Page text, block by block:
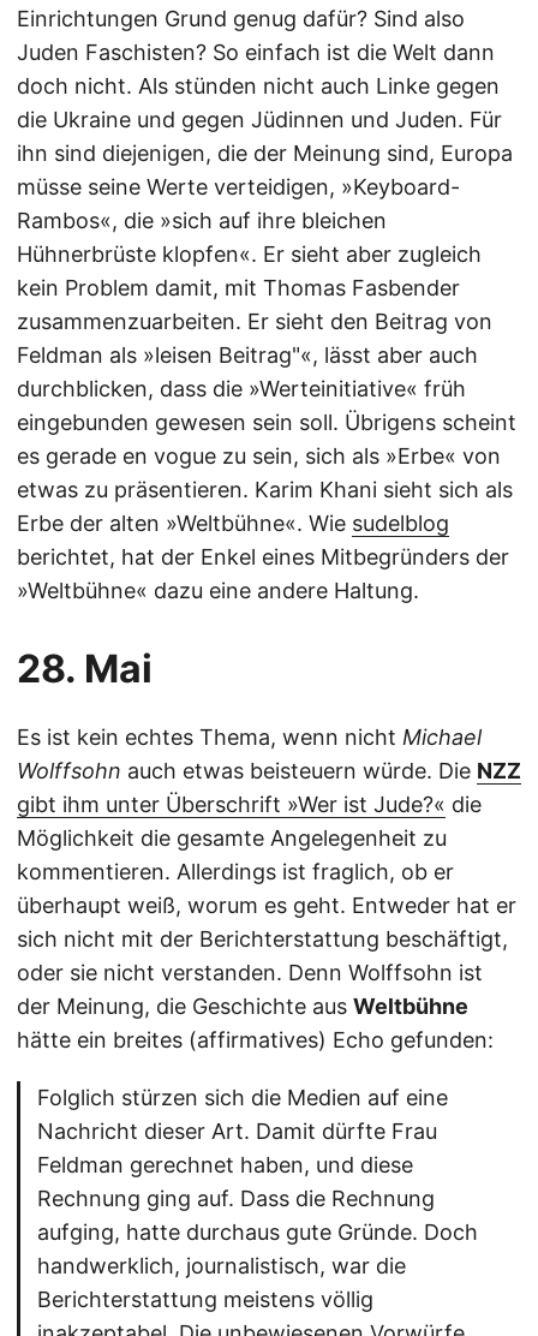
Einrichtungen Grund genug dafür? Sind also
Juden Faschisten? So einfach ist die Welt dann
doch nicht. Als stünden nicht auch Linke gegen
die Ukraine und gegen Jüdinnen und Juden. Für
ihn sind diejenigen, die der Meinung sind, Europa
müsse seine Werte verteidigen, »Keyboard-
Rambos«, die »sich auf ihre bleichen
Hühnerbrüste klopfen«. Er sieht aber zugleich
kein Problem damit, mit Thomas Fasbender
zusammenzuarbeiten. Er sieht den Beitrag von
Feldman als »leisen Beitrag"«, lässt aber auch
durchblicken, dass die »Werteinitiative« früh
eingebunden gewesen sein soll. Übrigens scheint
es gerade en vogue zu sein, sich als »Erbe« von
etwas zu präsentieren. Karim Khani sieht sich als
Erbe der alten »Weltbühne«. Wie sudelblog
berichtet, hat der Enkel eines Mitbegründers der
»Weltbühne« dazu eine andere Haltung.
28. Mai
Es ist kein echtes Thema, wenn nicht Michael
Wolffsohn auch etwas beisteuern würde. Die NZZ
gibt ihm unter Überschrift »Wer ist Jude?« die
Möglichkeit die gesamte Angelegenheit zu
kommentieren. Allerdings ist fraglich, ob er
überhaupt weiß, worum es geht. Entweder hat er
sich nicht mit der Berichterstattung beschäftigt,
oder sie nicht verstanden. Denn Wolffsohn ist
der Meinung, die Geschichte aus Weltbühne
hätte ein breites (affirmatives) Echo gefunden:
Folglich stürzen sich die Medien auf eine
Nachricht dieser Art. Damit dürfte Frau
Feldman gerechnet haben, und diese
Rechnung ging auf. Dass die Rechnung
aufging, hatte durchaus gute Gründe. Doch
handwerklich, journalistisch, war die
Berichterstattung meistens völlig